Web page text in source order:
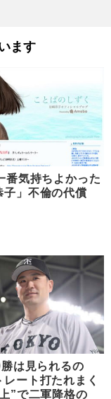
ます
番気持ちよかった
子」不倫の代償
は見られるの
ート打たれまく
”で二軍降格の